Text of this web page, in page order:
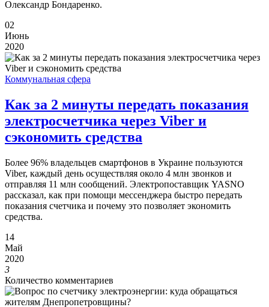
Олександр Бондаренко.
02
Июнь
2020
Коммунальная сфера
Как за 2 минуты передать показания
электросчетчика через Viber и
сэкономить средства
Более 96% владельцев смартфонов в Украине пользуются
Viber, каждый день осуществляя около 4 млн звонков и
отправляя 11 млн сообщений. Электропоставщик YASNO
рассказал, как при помощи мессенджера быстро передать
показания счетчика и почему это позволяет экономить
средства.
14
Май
2020
3
Количество комментариев